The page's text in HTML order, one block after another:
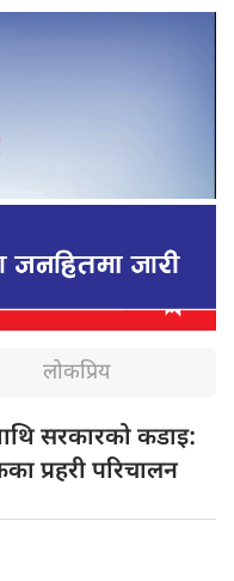
लोकप्रिय
सरकारको कडाइ:
प्रहरी परिचालन